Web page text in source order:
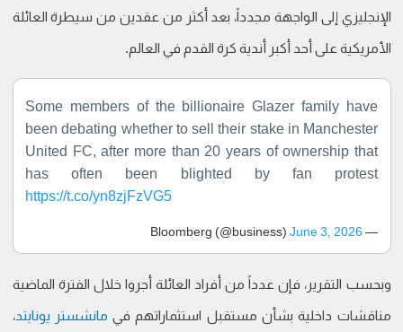
الإنجليزي إلى الواجهة مجدداً، بعد أكثر من عقدين من سيطرة العائلة
الأمريكية على أحد أكبر أندية كرة القدم في العالم.
Some members of the billionaire Glazer family have
been debating whether to sell their stake in Manchester
United FC, after more than 20 years of ownership that
has often been blighted by fan protest
https://t.co/yn8zjFzVG5
— Bloomberg (@business)
June 3, 2026
وبحسب التقرير، فإن عدداً من أفراد العائلة أجروا خلال الفترة الماضية
مناقشات داخلية بشأن مستقبل استثماراتهم في مانشستر يونايتد،